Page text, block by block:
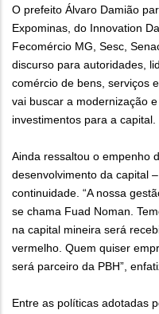
O prefeito Álvaro Damião
Expominas, do Innovation
Fecomércio MG, Sesc,
discurso para autoridades,
comércio de bens, serviços
vai buscar a modernização
investimentos para a capital.
Ainda ressaltou o empenho
desenvolvimento da capital
continuidade. “A nossa
se chama Fuad Noman.
na capital mineira será
vermelho. Quem quiser
será parceiro da PBH”,
Entre as políticas adotadas